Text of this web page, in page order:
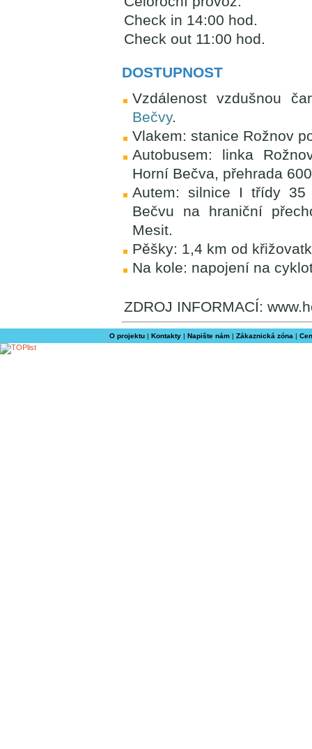
Check in 14:00 hod.
Check out 11:00 hod.
DOSTUPNOST
Vzdálenost vzdušnou
Bečvy.
Vlakem: stanice Rožnov
Autobusem: linka
Horní Bečva, přehrada
Autem: silnice I třídy 35
Bečvu na hraniční
Mesit.
Pěšky: 1,4 km od
Na kole: napojení na
ZDROJ INFORMACÍ:
O projektu| Kontakty| Napište nám| Zákaznická zóna|